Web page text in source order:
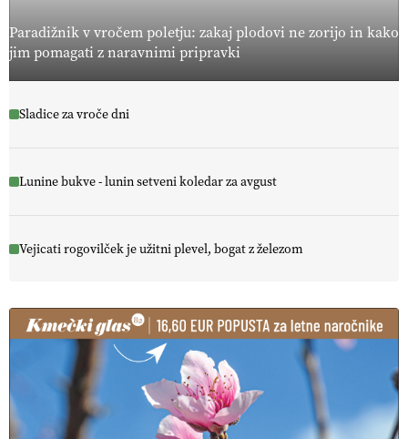
Paradižnik v vročem poletju: zakaj plodovi ne zorijo in kako
jim pomagati z naravnimi pripravki
Sladice za vroče dni
Lunine bukve - lunin setveni koledar za avgust
Vejicati rogovilček je užitni plevel, bogat z železom